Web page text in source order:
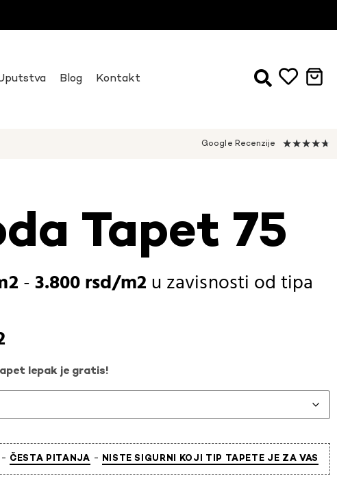
Blog Kontakt
Google Recenzije ★★★★★
Tapet 75
-3.800rsd u zavisnosti od tipa
lepak je gratis!
- ČESTA PITANJA - NISTE SIGURNI KOJI TIP TAPETE JE ZA VAS